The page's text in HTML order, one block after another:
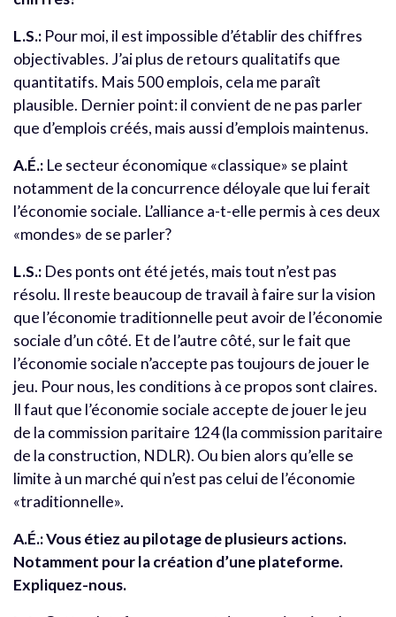
L.S.: Pour moi, il est impossible d’établir des chiffres
objectivables. J’ai plus de retours qualitatifs que
quantitatifs. Mais 500 emplois, cela me paraît
plausible. Dernier point: il convient de ne pas parler
que d’emplois créés, mais aussi d’emplois maintenus.
A.É.: Le secteur économique «classique» se plaint
notamment de la concurrence déloyale que lui ferait
l’économie sociale. L’alliance a-t-elle permis à ces deux
«mondes» de se parler?
L.S.: Des ponts ont été jetés, mais tout n’est pas
résolu. Il reste beaucoup de travail à faire sur la vision
que l’économie traditionnelle peut avoir de l’économie
sociale d’un côté. Et de l’autre côté, sur le fait que
l’économie sociale n’accepte pas toujours de jouer le
jeu. Pour nous, les conditions à ce propos sont claires.
Il faut que l’économie sociale accepte de jouer le jeu
de la commission paritaire 124 (la commission paritaire
de la construction, NDLR). Ou bien alors qu’elle se
limite à un marché qui n’est pas celui de l’économie
«traditionnelle».
A.É.:Vous étiez au pilotage de plusieurs actions.
Notamment pour la création d’une plateforme.
Expliquez-nous.